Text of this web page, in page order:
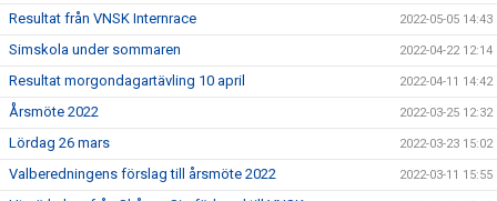
Resultat från VNSK Internrace 2022-05-05 14:43
Simskola under sommaren 2022-04-22 12:14
Resultat morgondagartävling 10 april 2022-04-11 14:42
Årsmöte 2022 2022-03-25 12:32
Lördag 26 mars 2022-03-23 15:02
Valberedningens förslag till årsmöte 2022 2022-03-11 15:55